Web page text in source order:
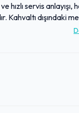
servis anlayışı,
dışındaki
Bu